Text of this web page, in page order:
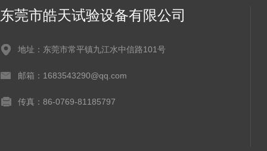
东莞市皓天试验设备有限公司
地址：东莞市常平镇九江水中信路101号
邮箱：1683543290@qq.com
传真：86-0769-81185797